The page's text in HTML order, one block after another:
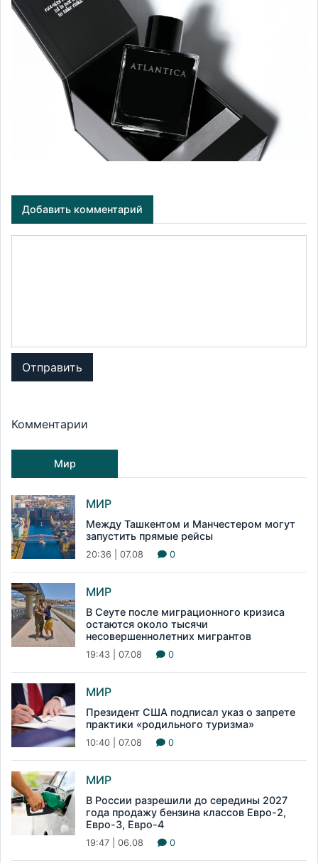
Добавить комментарий
Отправить
Комментарии
Мир
МИР
Между Ташкентом и Манчестером могут
запустить прямые рейсы
20:36 | 07.08 0
МИР
В Сеуте после миграционного кризиса
остаются около тысячи
несовершеннолетних мигрантов
19:43 | 07.08 0
МИР
Президент США подписал указ о запрете
практики «родильного туризма»
10:40 | 07.08 0
МИР
В России разрешили до середины 2027
года продажу бензина классов Евро-2,
Евро-3, Евро-4
19:47 | 06.08 0